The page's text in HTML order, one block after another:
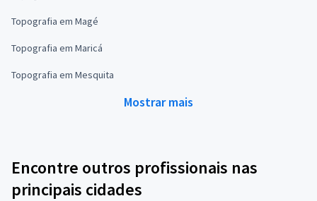
Topografia em Magé
Topografia em Maricá
Topografia em Mesquita
Mostrar mais
Encontre outros profissionais nas
principais cidades